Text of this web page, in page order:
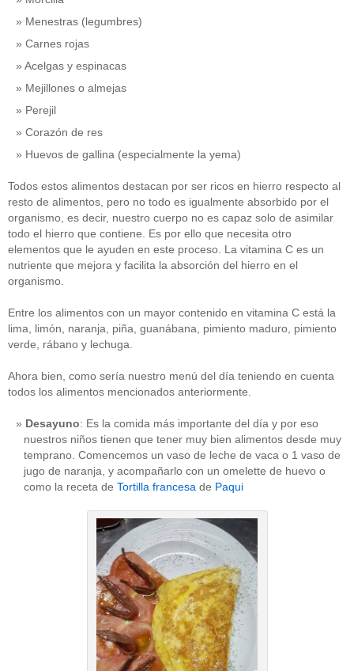
Menestras (legumbres)
Carnes rojas
Acelgas y espinacas
Mejillones o almejas
Perejil
Corazón de res
Huevos de gallina (especialmente la yema)
Todos estos alimentos destacan por ser ricos en hierro respecto al
resto de alimentos, pero no todo es igualmente absorbido por el
organismo, es decir, nuestro cuerpo no es capaz solo de asimilar
todo el hierro que contiene. Es por ello que necesita otro
elementos que le ayuden en este proceso. La vitamina C es un
nutriente que mejora y facilita la absorción del hierro en el
organismo.
Entre los alimentos con un mayor contenido en vitamina C está la
lima, limón, naranja, piña, guanábana, pimiento maduro, pimiento
verde, rábano y lechuga.
Ahora bien, como sería nuestro menú del día teniendo en cuenta
todos los alimentos mencionados anteriormente.
Desayuno: Es la comida más importante del día y por eso
nuestros niños tienen que tener muy bien alimentos desde muy
temprano. Comencemos un vaso de leche de vaca o 1 vaso de
jugo de naranja, y acompañarlo con un omelette de huevo o
como la receta de Tortilla francesa de Paqui